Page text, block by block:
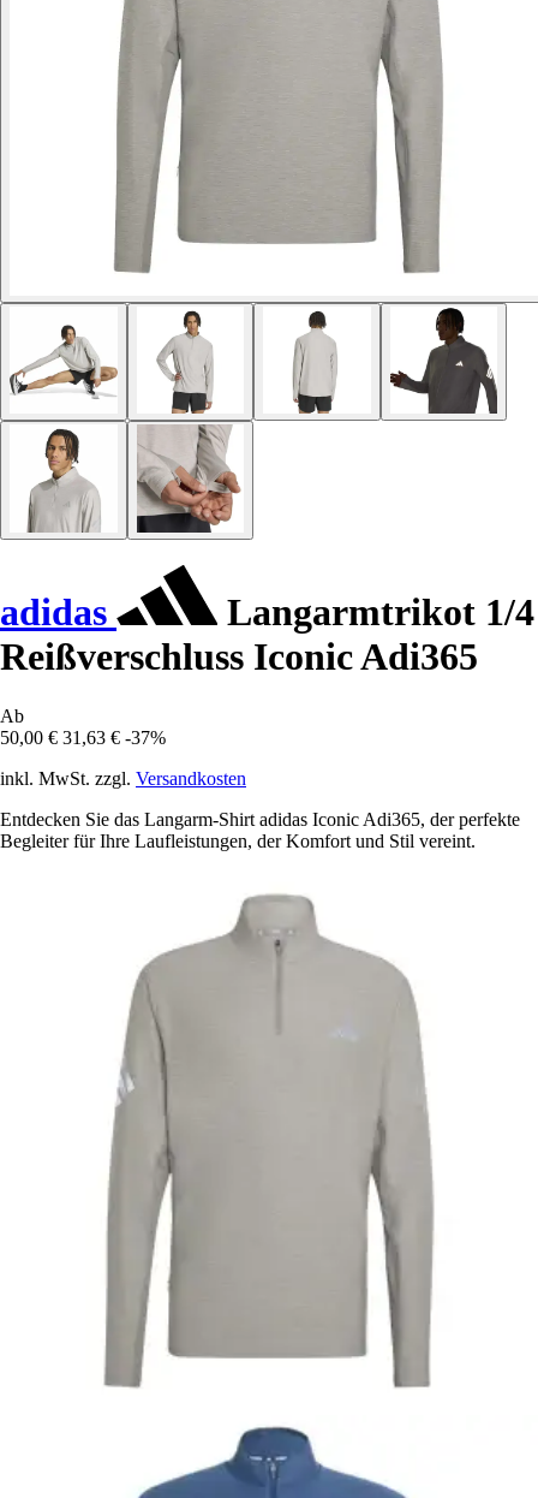
adidas
Langarmtrikot 1/4
Reißverschluss Iconic Adi365
Ab
50,00 € 31,63 € -37%
inkl. MwSt. zzgl. Versandkosten
Entdecken Sie das Langarm-Shirt adidas Iconic Adi365, der perfekte
Begleiter für Ihre Laufleistungen, der Komfort und Stil vereint.